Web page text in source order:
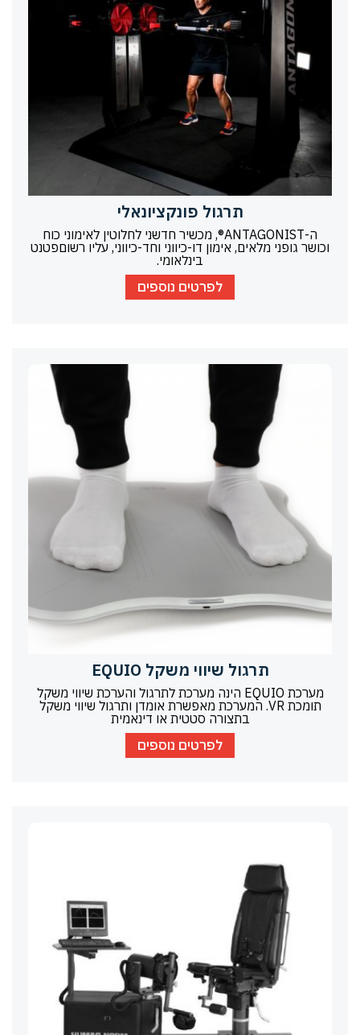
תרגול פונקציונאלי
ה-ANTAGONIST®, מכשיר חדשני לחלוטין לאימוני כוח
וכושר גופני מלאים, אימון דו-כיווני וחד-כיווני, עליו רשוםפטנט
בינלאומי.
לפרטים נוספים
תרגול שיווי משקל EQUIO
מערכת EQUIO הינה מערכת לתרגול והערכת שיווי משקל
תומכת VR. המערכת מאפשרת אומדן ותרגול שיווי משקל
בתצורה סטטית או דינאמית
לפרטים נוספים